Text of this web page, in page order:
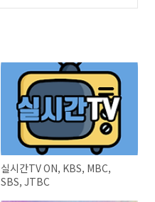
실시간TV ON, KBS, MBC,
SBS, JTBC